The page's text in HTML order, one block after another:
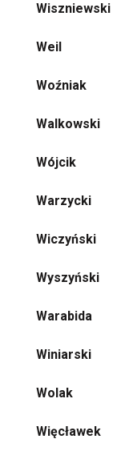
Wiszniewski
Weil
Woźniak
Walkowski
Wójcik
Warzycki
Wiczyński
Wyszyński
Warabida
Winiarski
Wolak
Więcławek